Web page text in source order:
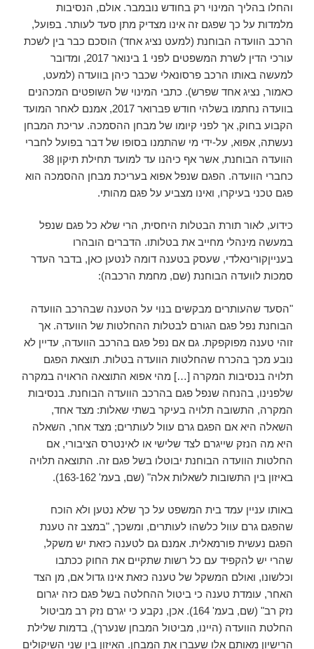
והחלו בהליך המינוי רק בחודש נובמבר. אולם, הנסיבות
מלמדות על כך שפגם זה אינו מצדיק מתן סעד לעותר. בפועל,
הרכב הוועדה הבוחנת (למעט נציג אחד) הוסכם כבר בין לשכת
עורכי הדין לשרת המשפטים לפני 1 בינואר 2017, ומדובר
למעשה באותו הרכב פרסונאלי שכבר כיהן בוועדה (למעט,
כאמור, נציג אחד שפרש). כתבי המינוי של השופטים המכהנים
בוועדה נחתמו בשלהי חודש פברואר 2017, אמנם לאחר המועד
הקבוע בחוק, אך לפני קיומו של מבחן ההסמכה. עריכת המבחן
נעשתה, אפוא, על-ידי מי שהתמנו בסופו של דבר בפועל לחברי
הוועדה הבוחנת, אשר אף כיהנו עד למועד תחילת תיקון 38
כחברי הוועדה. הפגם שנפל אפוא בעריכת מבחן ההסמכה הוא
פגם טכני בעיקרו, ואינו מצביע על פגם מהותי.
כידוע, לאור תורת הבטלות היחסית, הרי שלא כל פגם שנפל
במעשה מינהלי מחייב את בטלותו. הדברים הובהרו
בענייןקורינאלדי, שעסק בטענה דומה לנטען כאן, בדבר העדר
סמכות לוועדה הבוחנת (שם, מחמת הרכבה):
"הסעד שהעותרים מבקשים בנוי על הטענה שבהרכב הוועדה
הבוחנת נפל פגם הגורם לבטלות ההחלטות של הוועדה. אך
זוהי טענה מפוקפקת. גם אם נפל פגם בהרכב הוועדה, עדיין לא
נובע מכך בהכרח שהחלטות הוועדה בטלות. תוצאת הפגם
תלויה בנסיבות המקרה […] מהי אפוא התוצאה הראויה במקרה
שלפנינו, בהנחה שנפל פגם בהרכב הוועדה הבוחנת. בנסיבות
המקרה, התשובה תלויה בעיקר בשתי שאלות: מצד אחד,
השאלה היא אם הפגם גרם עוול לעותרים; מצד אחר, השאלה
היא מה הנזק שייגרם לצד שלישי או לאינטרס הציבורי, אם
החלטות הוועדה הבוחנת יבוטלו בשל פגם זה. התוצאה תלויה
באיזון בין התשובות לשאלות אלה" (שם, בעמ' 163-162).
באותו עניין עמד בית המשפט על כך שלא נטען ולא הוכח
שהפגם גרם עוול כלשהו לעותרים, ומשכך, "במצב זה טענת
הפגם נעשית פורמאלית. אמנם גם לטענה כזאת יש משקל,
שהרי יש להקפיד עם כל רשות שתקיים את החוק ככתבו
וכלשונו, ואולם המשקל של טענה כזאת אינו גדול אם, מן הצד
האחר, עומדת טענה כי ביטול ההחלטה בשל פגם כזה יגרום
נזק רב" (שם, בעמ' 164). אכן, נקבע כי יגרם נזק רב מביטול
החלטת הוועדה (היינו, מביטול המבחן שנערך), בדמות שלילת
הרישיון מאותם אלו שעברו את המבחן. האיזון בין שני השיקולים